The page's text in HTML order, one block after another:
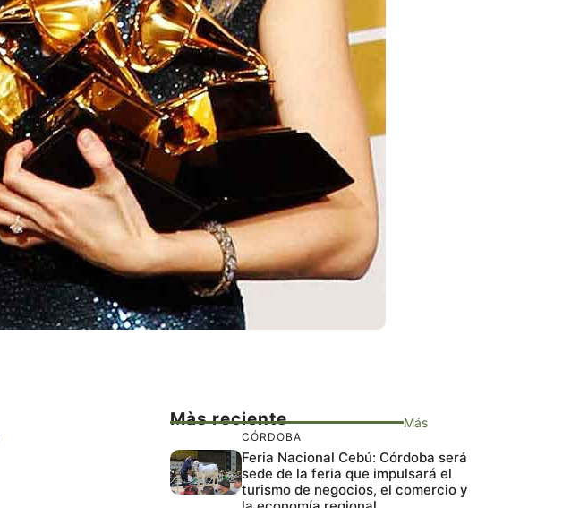
Màs reciente Más
CÓRDOBA
Feria Nacional Cebú: Córdoba será
sede de la feria que impulsará el
turismo de negocios, el comercio y